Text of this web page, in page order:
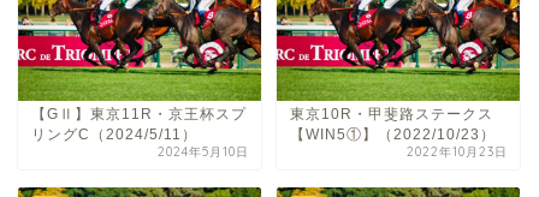
【GⅡ】東京11R・京王杯スプ
リングC（2024/5/11）
2024年5月10日
東京10R・甲斐路ステークス
【WIN5①】（2022/10/23）
2022年10月23日